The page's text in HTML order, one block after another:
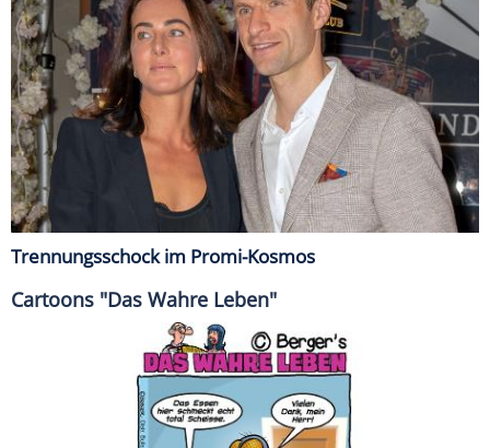
Trennungsschock im Promi-Kosmos
Cartoons "Das Wahre Leben"